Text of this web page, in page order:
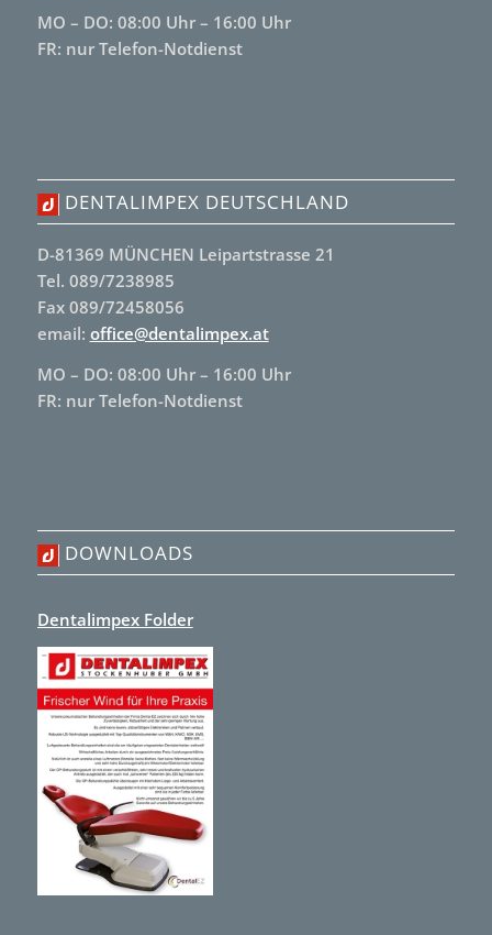
MO – DO: 08:00 Uhr – 16:00 Uhr
FR: nur Telefon-Notdienst
DENTALIMPEX DEUTSCHLAND
D-81369 MÜNCHEN Leipartstrasse 21
Tel. 089/7238985
Fax 089/72458056
email: office@dentalimpex.at
MO – DO: 08:00 Uhr – 16:00 Uhr
FR: nur Telefon-Notdienst
DOWNLOADS
Dentalimpex Folder